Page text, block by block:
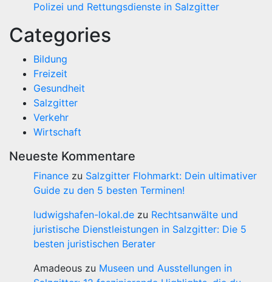
Polizei und Rettungsdienste in Salzgitter
Categories
Bildung
Freizeit
Gesundheit
Salzgitter
Verkehr
Wirtschaft
Neueste Kommentare
Finance zu Salzgitter Flohmarkt: Dein ultimativer
Guide zu den 5 besten Terminen!
ludwigshafen-lokal.de zu Rechtsanwälte und
juristische Dienstleistungen in Salzgitter: Die 5
besten juristischen Berater
Amadeous zu Museen und Ausstellungen in